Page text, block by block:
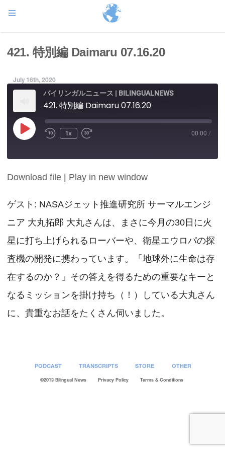
421. 特別編 Daimaru 07.16.20
July 16th, 2020
バイリンガルニュース | BILINGUALNEWS
421. 特別編 Daimaru 07.16.20
Play
Episode
1x 00:00 /
SHARE
LINK
EMBED
Download file Play in new window
ゲスト: NASAジェット推進研究所 サーマルエンジ
ニア 大丸拓郎 大丸さんは、まさに今月の30日に火
星に打ち上げられるローバーや、衛星エウロパの探
査機の開発に携わっています。「地球外に生命は存
在するのか？」その答えを得るための重要なキーと
なるミッションを掛け持ち（！）している大丸さん
に、貴重なお話をたくさん伺いました。
PODCAST TRANSCRIPTS STORE OTHER
©2013 Bilingual News Privacy Policy Terms & Conditions